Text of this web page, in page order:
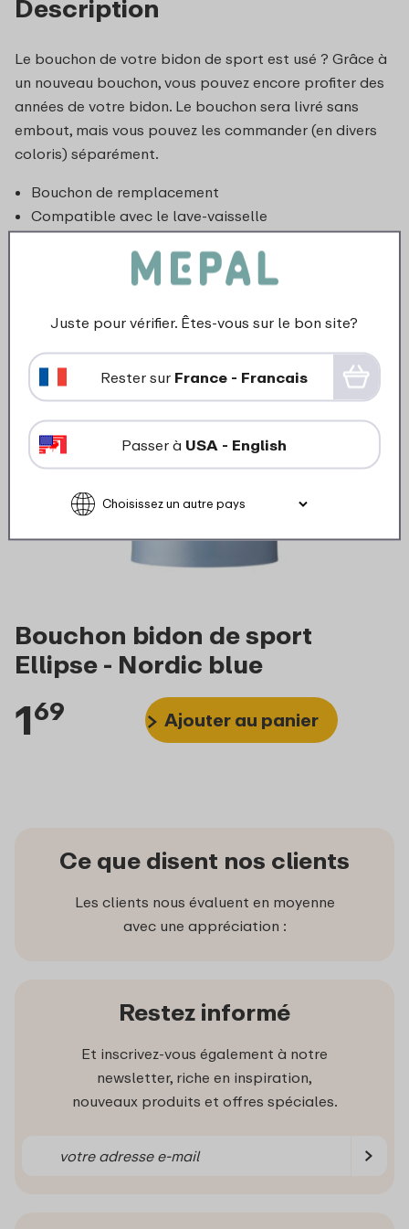
Description
Le bouchon de votre bidon de sport est usé ? Grâce à
un nouveau bouchon, vous pouvez encore profiter des
années de votre bidon. Le bouchon sera livré sans
embout, mais vous pouvez les commander (en divers
coloris) séparément.
Bouchon de remplacement
Compatible avec le lave-vaisselle
Bouchon bidon de sport
Ellipse - Nordic blue
169 Ajouter au panier
Ce que disent nos clients
Les clients nous évaluent en moyenne
avec une appréciation :
Restez informé
Et inscrivez-vous également à notre
newsletter, riche en inspiration,
nouveaux produits et offres spéciales.
Juste pour vérifier. Êtes-vous sur le bon site?
Rester sur France - Francais
Passer à USA - English